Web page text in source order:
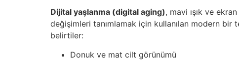
Dijital yaşlanma (digital aging), mavi ışık ve
değişimleri tanımlamak için kullanılan modern bir
belirtiler:
Donuk ve mat cilt görünümü